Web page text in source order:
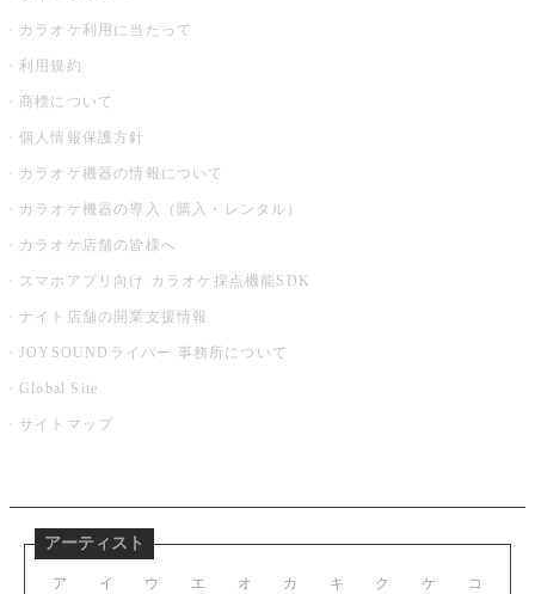
カラオケ利用に当たって
利用規約
商標について
個人情報保護方針
カラオケ機器の情報について
カラオケ機器の導入（購入・レンタル）
カラオケ店舗の皆様へ
スマホアプリ向け カラオケ採点機能SDK
ナイト店舗の開業支援情報
JOYSOUNDライバー 事務所について
Global Site
サイトマップ
アーティスト
ア イ ウ エ オ カ キ ク ケ コ